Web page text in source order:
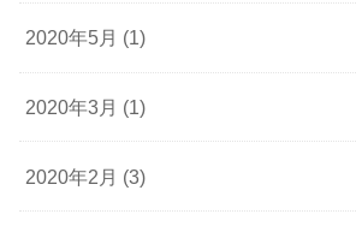
2020年5月 (1)
2020年3月 (1)
2020年2月 (3)